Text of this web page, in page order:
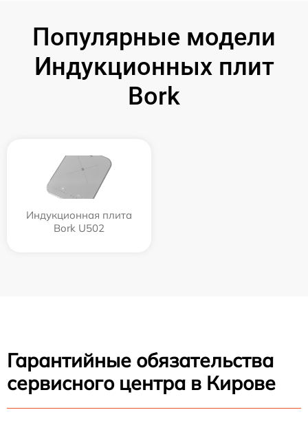
Популярные модели
Индукционных плит
Bork
Индукционная плита
Bork U502
Гарантийные обязательства
сервисного центра в Кирове